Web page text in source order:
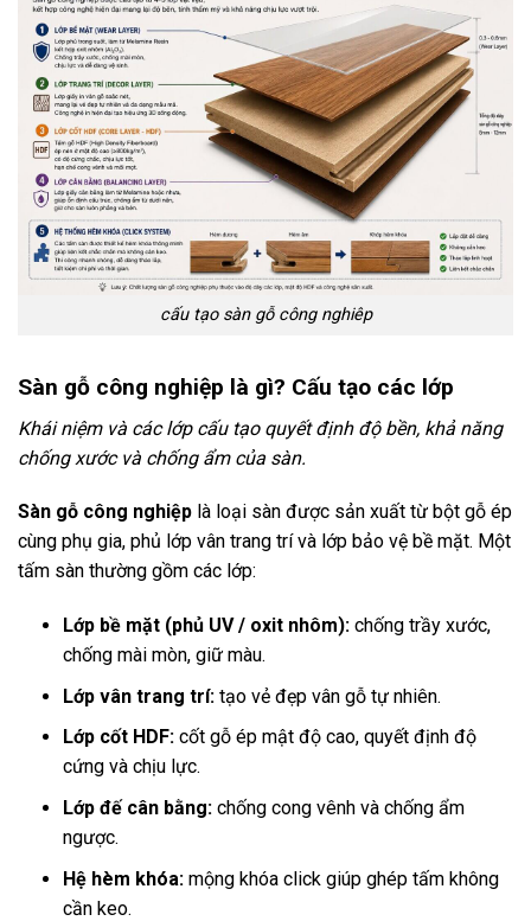
cấu tạo sàn gỗ công nghiêp
Sàn gỗ công nghiệp là gì? Cấu tạo các lớp
Khái niệm và các lớp cấu tạo quyết định độ bền, khả năng
chống xước và chống ẩm của sàn.
Sàn gỗ công nghiệp là loại sàn được sản xuất từ bột gỗ ép
cùng phụ gia, phủ lớp vân trang trí và lớp bảo vệ bề mặt. Một
tấm sàn thường gồm các lớp:
Lớp bề mặt (phủ UV / oxit nhôm): chống trầy xước,
chống mài mòn, giữ màu.
Lớp vân trang trí: tạo vẻ đẹp vân gỗ tự nhiên.
Lớp cốt HDF: cốt gỗ ép mật độ cao, quyết định độ
cứng và chịu lực.
Lớp đế cân bằng: chống cong vênh và chống ẩm
ngược.
Hệ hèm khóa: mộng khóa click giúp ghép tấm không
cần keo.